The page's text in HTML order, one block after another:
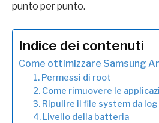
punto per punto.
Indice dei contenuti
Come ottimizzare Samsung
1. Permessi di root
2. Come rimuovere le
3. Ripulire il file system da
4. Livello della batteria